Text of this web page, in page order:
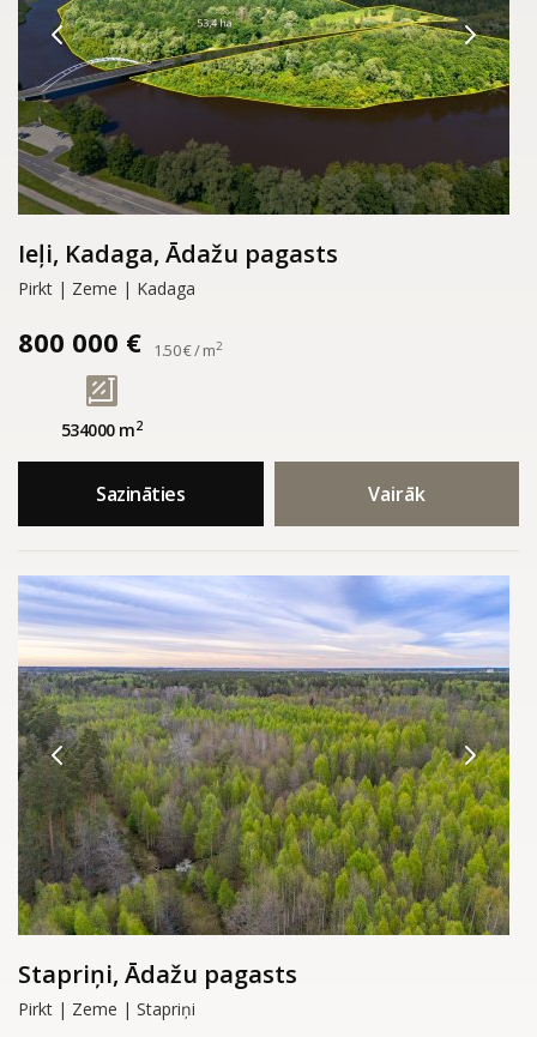
Ieļi, Kadaga, Ādažu pagasts
Pirkt | Zeme | Kadaga
800 000 € 1.50 € / m2
534000 m2
Sazināties Vairāk
Stapriņi, Ādažu pagasts
Pirkt | Zeme | Stapriņi